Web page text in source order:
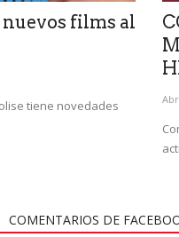
films al
tiene novedades
COMENTARIOS DE